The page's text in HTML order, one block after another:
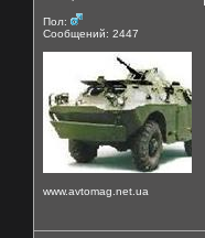
Пол:
Сообщений: 2447
www.avtomag.net.ua